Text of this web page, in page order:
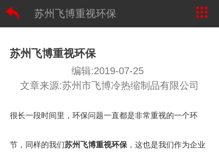
苏州飞博重视环保
苏州飞博重视环保
编辑:2019-07-25
文章来源:苏州市飞博冷热缩制品有限公司
很长一段时间里，环保问题一直都是非常重视的一个环
节，同样的我们苏州飞博重视环保，这也是我们作为企业